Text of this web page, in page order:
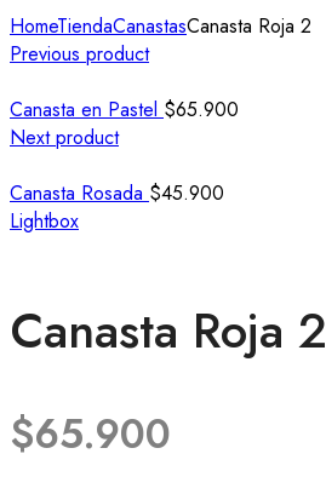
HomeTiendaCanastasCanasta Roja 2
Previous product
Canasta en Pastel $65.900
Next product
Canasta Rosada $45.900
Lightbox
Canasta Roja 2
$65.900